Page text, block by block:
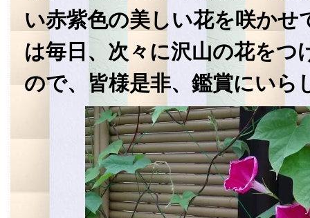
い赤紫色の美しい花を咲かせ
は毎日、次々に沢山の花をつ
ので、皆様是非、鑑賞にいら